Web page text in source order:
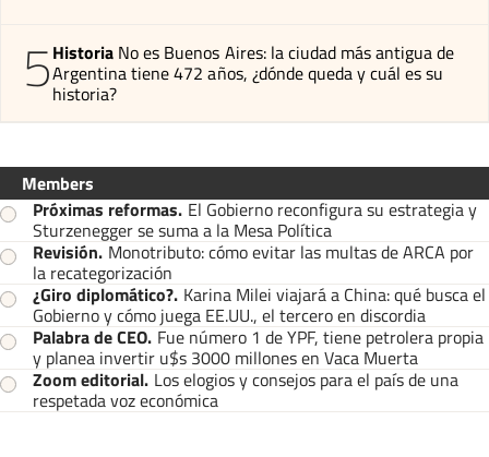
5Historia No es Buenos Aires: la ciudad más antigua de
Argentina tiene 472 años, ¿dónde queda y cuál es su
historia?
Members
Próximas reformas. El Gobierno reconfigura su estrategia y
Sturzenegger se suma a la Mesa Política
Revisión. Monotributo: cómo evitar las multas de ARCA por
la recategorización
¿Giro diplomático?. Karina Milei viajará a China: qué busca el
Gobierno y cómo juega EE.UU., el tercero en discordia
Palabra de CEO. Fue número 1 de YPF, tiene petrolera propia
y planea invertir u$s 3000 millones en Vaca Muerta
Zoom editorial. Los elogios y consejos para el país de una
respetada voz económica